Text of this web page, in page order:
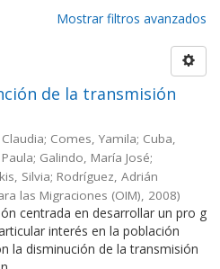
Mostrar filtros avanzados
de la transmisión
Comes, Yamila; Cuba,
Galindo, María José;
Silvia; Rodríguez, Adrián
las Migraciones (OIM), 2008)
centrada en desarrollar un pro g
interés en la población
la disminución de la transmisión